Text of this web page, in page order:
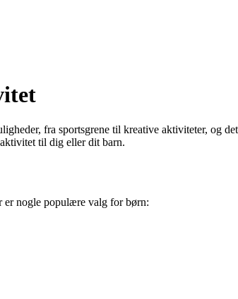
fra sportsgrene til kreative aktiviteter, og
til dig eller dit barn.
er nogle populære valg for børn: